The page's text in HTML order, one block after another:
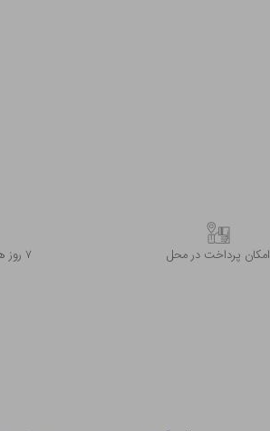
امکان پرداخت در محل ۷ روز ﻫﻔﺘﻪ، ۲۴ ﺳﺎﻋﺘﻪ